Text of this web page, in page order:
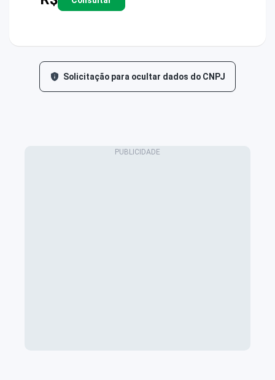
Solicitação para ocultar dados do CNPJ